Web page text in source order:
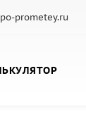
prometey.ru